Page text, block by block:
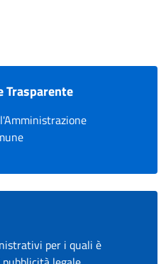
Trasparente
per i quali è